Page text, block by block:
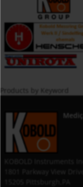
Products by Keyword